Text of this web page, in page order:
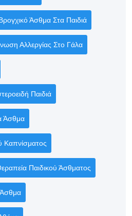
Άσθμα Στα Παιδιά
Αλλεργίας Στο Γάλα
Παιδιά
Άσθμα
Καπνίσματος
Παιδικού Άσθματος
Άσθμα